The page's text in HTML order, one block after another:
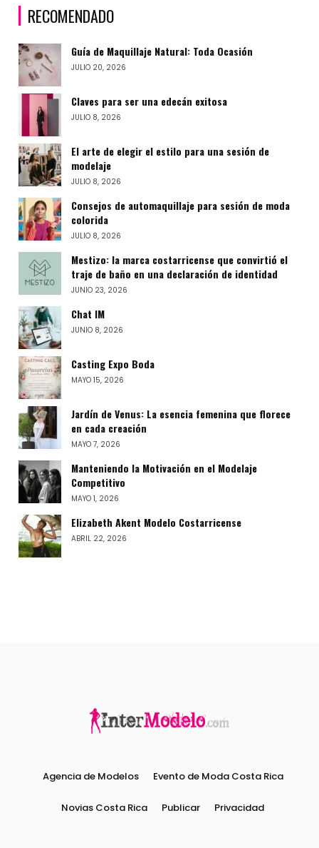
RECOMENDADO
Guía de Maquillaje Natural: Toda Ocasión
JULIO 20, 2026
Claves para ser una edecán exitosa
JULIO 8, 2026
El arte de elegir el estilo para una sesión de
modelaje
JULIO 8, 2026
Consejos de automaquillaje para sesión de moda
colorida
JULIO 8, 2026
Mestizo: la marca costarricense que convirtió el
traje de baño en una declaración de identidad
JUNIO 23, 2026
Chat IM
JUNIO 8, 2026
Casting Expo Boda
MAYO 15, 2026
Jardín de Venus: La esencia femenina que florece
en cada creación
MAYO 7, 2026
Manteniendo la Motivación en el Modelaje
Competitivo
MAYO 1, 2026
Elizabeth Akent Modelo Costarricense
ABRIL 22, 2026
Agencia de Modelos Evento de Moda Costa Rica
Novias Costa Rica Publicar Privacidad